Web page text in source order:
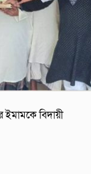
বিদায়ী